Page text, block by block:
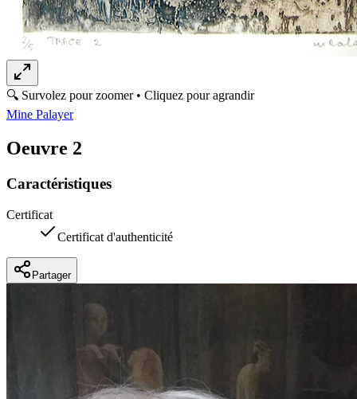
🔍 Survolez pour zoomer • Cliquez pour agrandir
Mine Palayer
Oeuvre 2
Caractéristiques
Certificat
Certificat d'authenticité
Partager